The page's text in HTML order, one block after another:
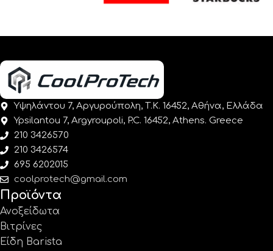
Υψηλάντου 7, Αργυρούπολη, Τ.Κ. 16452, Αθήνα, Ελλάδα
Ypsilantou 7, Argyroupoli, P.C. 16452, Athens. Greece
210 3426570
210 3426574
695 6202015
coolprotech@gmail.com
Προϊόντα
Ανοξείδωτα
Βιτρίνες
Είδη Barista